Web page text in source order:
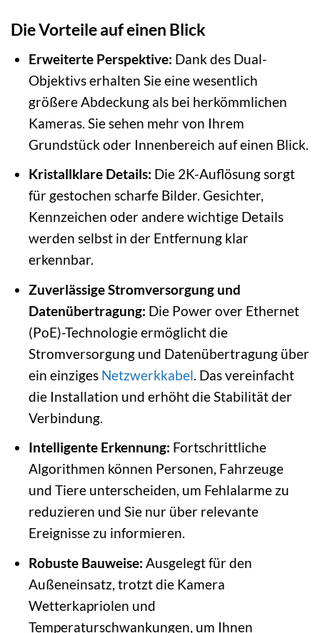
Die Vorteile auf einen Blick
Erweiterte Perspektive: Dank des Dual-
Objektivs erhalten Sie eine wesentlich
größere Abdeckung als bei herkömmlichen
Kameras. Sie sehen mehr von Ihrem
Grundstück oder Innenbereich auf einen Blick.
Kristallklare Details: Die 2K-Auflösung sorgt
für gestochen scharfe Bilder. Gesichter,
Kennzeichen oder andere wichtige Details
werden selbst in der Entfernung klar
erkennbar.
Zuverlässige Stromversorgung und
Datenübertragung: Die Power over Ethernet
(PoE)-Technologie ermöglicht die
Stromversorgung und Datenübertragung über
ein einziges Netzwerkkabel. Das vereinfacht
die Installation und erhöht die Stabilität der
Verbindung.
Intelligente Erkennung: Fortschrittliche
Algorithmen können Personen, Fahrzeuge
und Tiere unterscheiden, um Fehlalarme zu
reduzieren und Sie nur über relevante
Ereignisse zu informieren.
Robuste Bauweise: Ausgelegt für den
Außeneinsatz, trotzt die Kamera
Wetterkapriolen und
Temperaturschwankungen, um Ihnen